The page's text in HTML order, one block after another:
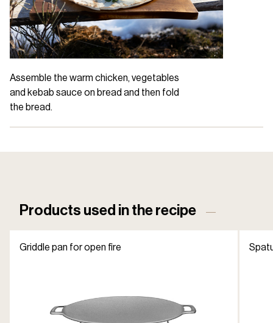
Assemble the warm chicken, vegetables
and kebab sauce on bread and then fold
the bread.
Products used in the recipe
Griddle pan for open fire